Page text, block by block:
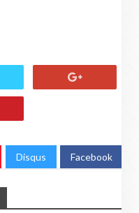
Disqus Facebook